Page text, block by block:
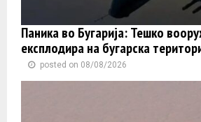
Паника во Бугарија: Тешко
експлодира на бугарска
posted on 08/08/2026